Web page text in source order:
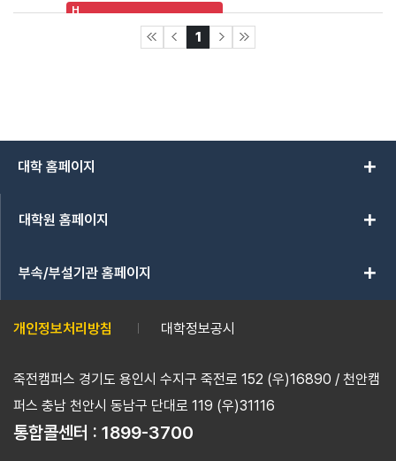
H
1
대학 홈페이지 add
대학원 홈페이지 add
부속/부설기관 홈페이지 add
개인정보처리방침 대학정보공시
죽전캠퍼스 경기도 용인시 수지구 죽전로 152 (우)16890 / 천안캠
퍼스 충남 천안시 동남구 단대로 119 (우)31116
통합콜센터 : 1899-3700